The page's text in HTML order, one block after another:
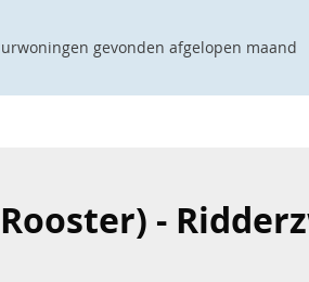
gevonden afgelopen maand
-